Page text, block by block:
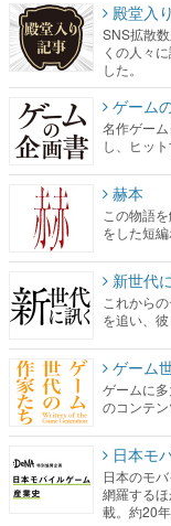
殿堂入
SNS拡散
くの人々
した。
ゲーム
名作ゲー
し、ヒッ
赫本
この物語
をした短編
新世代
これから
を追い、
ゲーム
ゲームに
のコンテ
日本モ
日本のモ
網羅する
載。約20